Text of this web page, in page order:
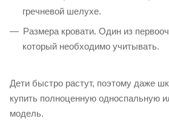
гречневой шелухе.
Размера кровати. Один из
который необходимо учитывать.
Дети быстро растут, поэтому даже
купить полноценную односпальную
модель.